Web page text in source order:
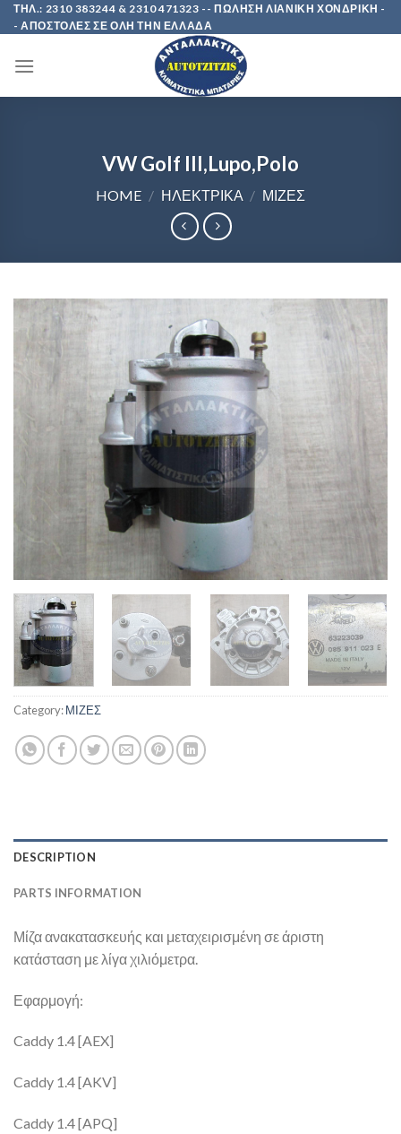
Skip
to
ΤΗΛ.: 2310 383244 & 2310 471323 -- ΠΩΛΗΣΗ ΛΙΑΝΙΚΗ ΧΟΝΔΡΙΚΗ -
- ΑΠΟΣΤΟΛΕΣ ΣΕ ΟΛΗ ΤΗΝ ΕΛΛΑΔΑ
VW Golf III,Lupo,Polo
HOME / ΗΛΕΚΤΡΙΚΑ / ΜΙΖΕΣ
Category:ΜΙΖΕΣ
DESCRIPTION
PARTS INFORMATION
Μίζα ανακατασκευής και μεταχειρισμένη σε άριστη
κατάσταση με λίγα χιλιόμετρα.
Εφαρμογή:
Caddy 1.4 [AEX]
Caddy 1.4 [AKV]
Caddy 1.4 [APQ]